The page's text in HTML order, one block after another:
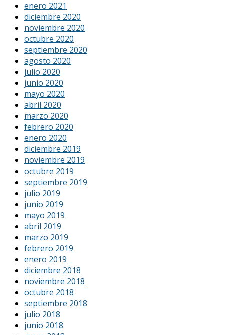
enero 2021
diciembre 2020
noviembre 2020
octubre 2020
septiembre 2020
agosto 2020
julio 2020
junio 2020
mayo 2020
abril 2020
marzo 2020
febrero 2020
enero 2020
diciembre 2019
noviembre 2019
octubre 2019
septiembre 2019
julio 2019
junio 2019
mayo 2019
abril 2019
marzo 2019
febrero 2019
enero 2019
diciembre 2018
noviembre 2018
octubre 2018
septiembre 2018
julio 2018
junio 2018